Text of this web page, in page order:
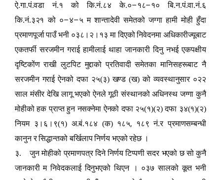
ऐ.गा.पं.वडा नं.१ को कि.नं.८४ के.०–१८–१० बि.न.पं.वा.नं.६
कि.नं.३२१ को ०–४–५ म शान्तादेवी समेतको जग्गा हामी मोही हुँदा
प्रमाणपूर्जा पाउँ भनी ०३८।२।१३ मा दिएको निवेदनमा अधिकारीज्यूबाट
एकतर्फी सरजमीन गराई हामीलाई थाहा जानकारी दिनु नभई एकपक्षीय
दृष्टिकोंण राखी लुटपिट मुद्दाको प्रतिवादी समेतका मानिसहरूबाट नै
सरजमीन गराई ऐनको दफा २५(३) खण्ड (ख) को व्यवस्थानुसार ०२२
साल मंसीर देखि लागू भएको ऐनले गूठी संस्थानको अधिनस्थ जग्गा कुनै
मोहीको हक प्राप्त हुन नसक्नेमा ऐनको दफा २५(१)(२) दफा ३४(१)(२)
नियम ३।६।९(१) अ.बं.१८४ (क) १८५, १८९ नं.र प्रमाणसम्बन्धी
कानुन र सिद्धान्तको बर्खिलाप निर्णय भएको रहेछ ।
३. जुन मोहीको प्रमाणपत्र दिने निर्णय टिप्पणी सदर भएको छ सो कुनै
जानकारी म निवेदकलाई दिनुभएको थिएन । ०३७ सालको कूत भनी